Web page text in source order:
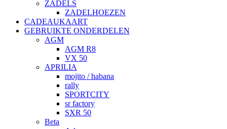
ZADELS
ZADELHOEZEN
CADEAUKAART
GEBRUIKTE ONDERDELEN
AGM
AGM R8
VX 50
APRILIA
mojito / habana
rally
SPORTCITY
sr factory
SXR 50
Beta